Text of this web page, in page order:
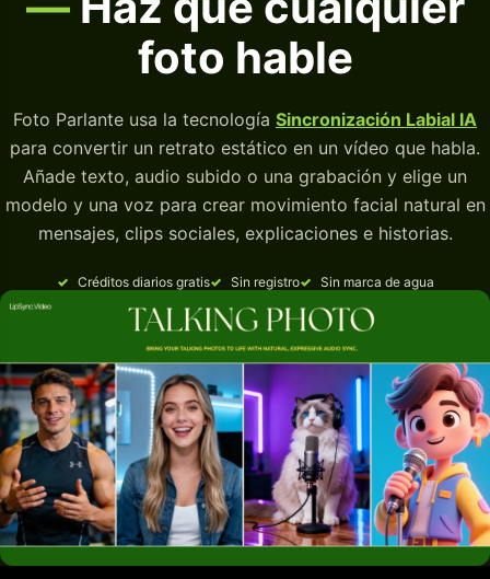
foto hable
Foto Parlante usa la tecnología Sincronización Labial IA
para convertir un retrato estático en un vídeo que habla.
Añade texto, audio subido o una grabación y elige un
modelo y una voz para crear movimiento facial natural en
mensajes, clips sociales, explicaciones e historias.
Créditos diarios gratis Sin registro Sin marca de agua